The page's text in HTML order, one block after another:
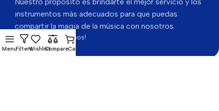
Nuestro propósito es brindarte el mejor servicio y los
instrumentos más adecuados para que puedas
compartir la magia de la música con nosotros.
Gracias por visitarnos!
MenuFiltersWishlistCompareCart